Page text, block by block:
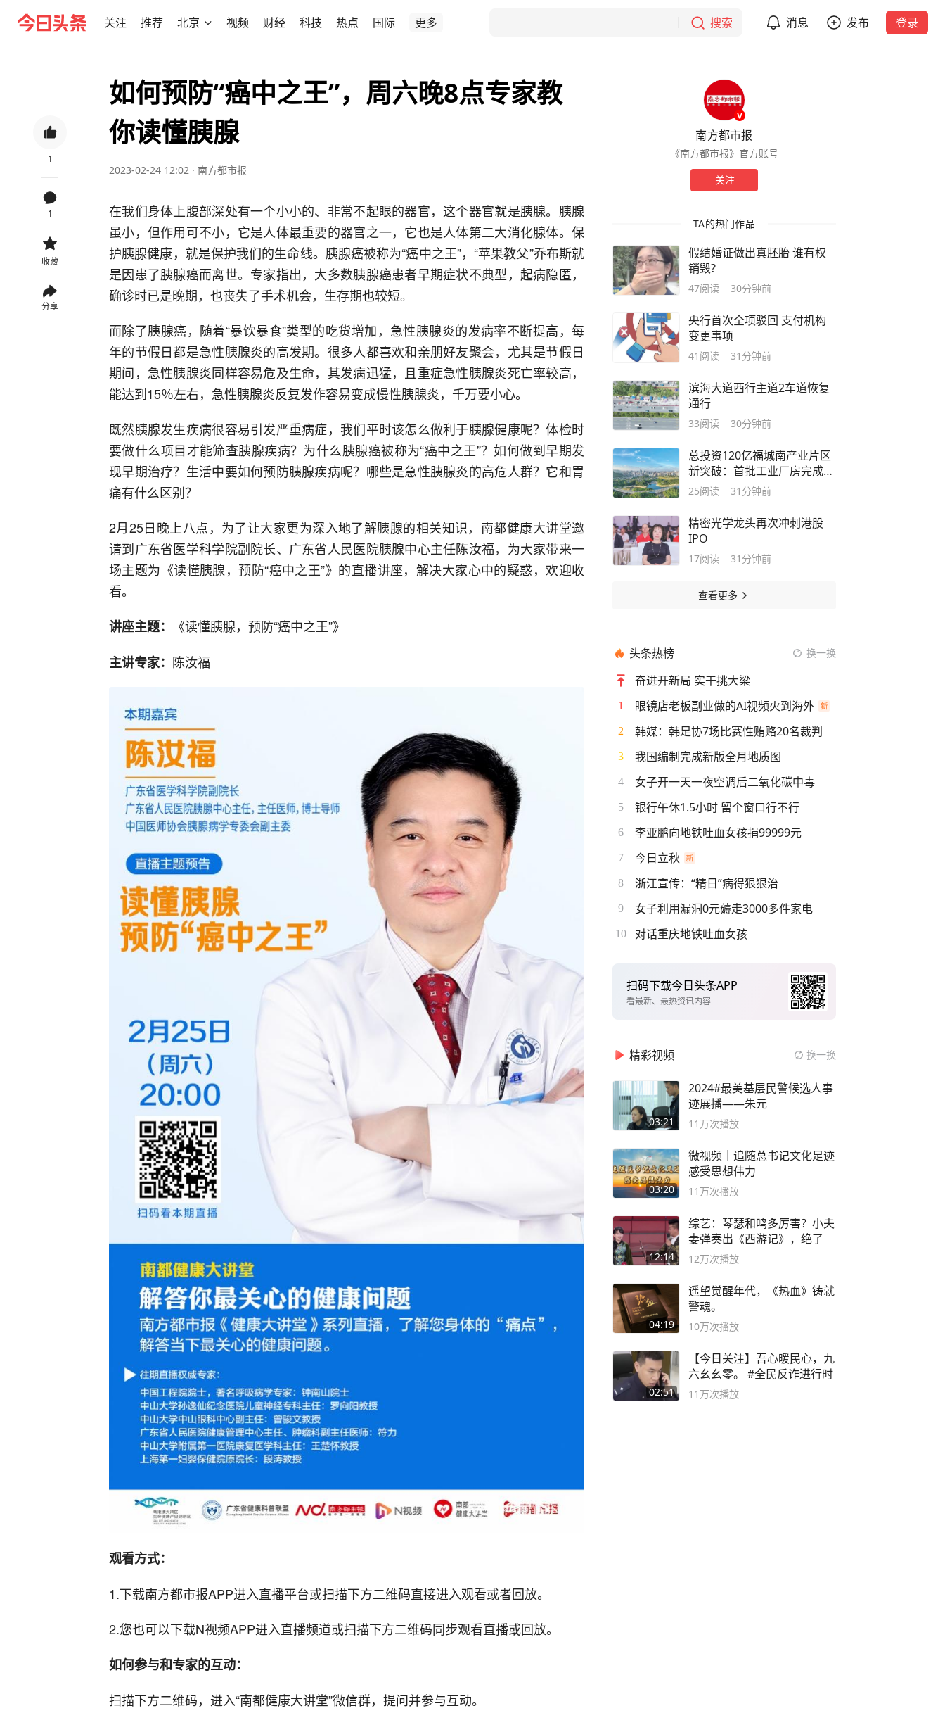
关注 推荐 北京 视频 财经 科技 热点 国际 更多 搜索 消息 发布 登录
1
1
收藏
分享
如何预防“癌中之王”，周六晚8点专家教
你读懂胰腺
2023-02-24 12:02 · 南方都市报
在我们身体上腹部深处有一个小小的、非常不起眼的器官，这个器官就是胰腺。胰腺
虽小，但作用可不小，它是人体最重要的器官之一，它也是人体第二大消化腺体。保
护胰腺健康，就是保护我们的生命线。胰腺癌被称为“癌中之王”，“苹果教父”乔布斯就
是因患了胰腺癌而离世。专家指出，大多数胰腺癌患者早期症状不典型，起病隐匿，
确诊时已是晚期，也丧失了手术机会，生存期也较短。
而除了胰腺癌，随着“暴饮暴食”类型的吃货增加，急性胰腺炎的发病率不断提高，每
年的节假日都是急性胰腺炎的高发期。很多人都喜欢和亲朋好友聚会，尤其是节假日
期间，急性胰腺炎同样容易危及生命，其发病迅猛，且重症急性胰腺炎死亡率较高，
能达到15％左右，急性胰腺炎反复发作容易变成慢性胰腺炎，千万要小心。
既然胰腺发生疾病很容易引发严重病症，我们平时该怎么做利于胰腺健康呢？体检时
要做什么项目才能筛查胰腺疾病？为什么胰腺癌被称为“癌中之王”？如何做到早期发
现早期治疗？生活中要如何预防胰腺疾病呢？哪些是急性胰腺炎的高危人群？它和胃
痛有什么区别？
2月25日晚上八点，为了让大家更为深入地了解胰腺的相关知识，南都健康大讲堂邀
请到广东省医学科学院副院长、广东省人民医院胰腺中心主任陈汝福，为大家带来一
场主题为《读懂胰腺，预防“癌中之王”》的直播讲座，解决大家心中的疑惑，欢迎收
看。
讲座主题：
《读懂胰腺，预防“癌中之王”》
主讲专家： 陈汝福
观看方式：
1.下载南方都市报APP进入直播平台或扫描下方二维码直接进入观看或者回放。
2.您也可以下载N视频APP进入直播频道或扫描下方二维码同步观看直播或回放。
如何参与和专家的互动：
扫描下方二维码，进入“南都健康大讲堂”微信群，提问并参与互动。
南方都市报
《南方都市报》官方账号
关注
TA的热门作品
假结婚证做出真胚胎 谁有权
销毁?
47阅读 30分钟前
央行首次全项驳回 支付机构
变更事项
41 阅读 31分钟前
滨海大道西行主道2车道恢复
通行
33阅读 30分钟前
总投资120亿福城南产业片区
新突破：首批工业厂房完成移
交
25阅读 31分钟前
精密光学龙头再次冲刺港股
IPO
17阅读 31分钟前
查看更多
头条热榜 换一换
奋进开新局 实干挑大梁
1 眼镜店老板副业做的AI视频火到海外
2 韩媒：韩足协7场比赛性贿赂20名裁判
3 我国编制完成新版全月地质图
4 女子开一天一夜空调后二氧化碳中毒
5 银行午休1.5小时 留个窗口行不行
6 李亚鹏向地铁吐血女孩捐99999元
7 今日立秋
8 浙江宣传：“精日”病得狠狠治
9 女子利用漏洞0元薅走3000多件家电
10 对话重庆地铁吐血女孩
扫码下载今日头条APP
看最新、最热资讯内容
精彩视频 换一换
03:21
2024#最美基层民警候选人事
迹展播——朱元
11万次播放
03:20
微视频｜追随总书记文化足迹
感受思想伟力
11万次播放
12:14
综艺：琴瑟和鸣多厉害？小夫
妻弹奏出《西游记》，绝了
12万次播放
04:19
遥望觉醒年代，《热血》铸就
警魂。
10万次播放
02:51
【今日关注】吾心暖民心，九
六幺幺零。 #全民反诈进行时
11万次播放